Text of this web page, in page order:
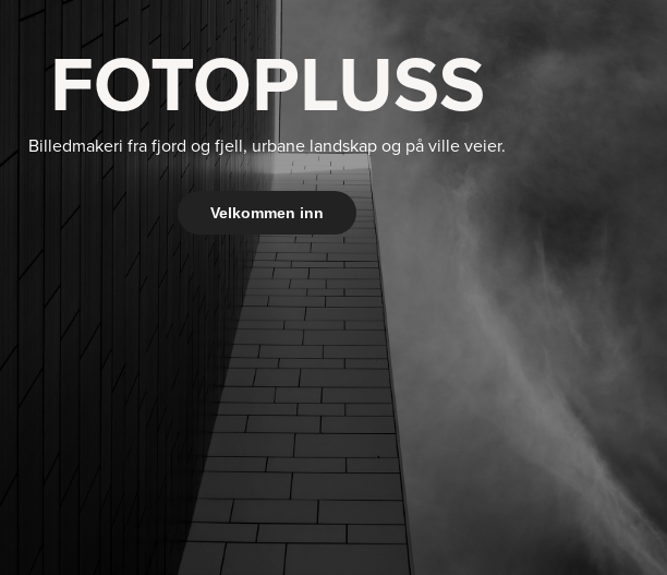
FOTOPLUSS
Billedmakeri fra fjord og fjell,urbane landskap og på ville veier.
Velkommen inn